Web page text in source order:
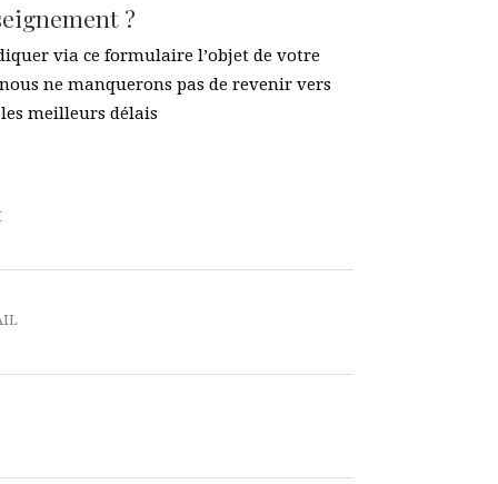
?
via ce formulaire l’objet de votre
ne manquerons pas de revenir vers
meilleurs délais